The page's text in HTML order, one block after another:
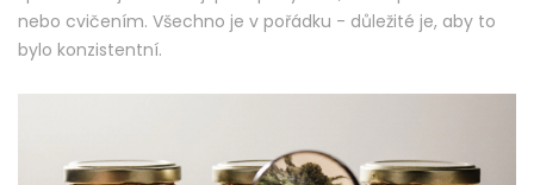
nebo cvičením. Všechno je v pořádku - důležité je, aby to
bylo konzistentní.